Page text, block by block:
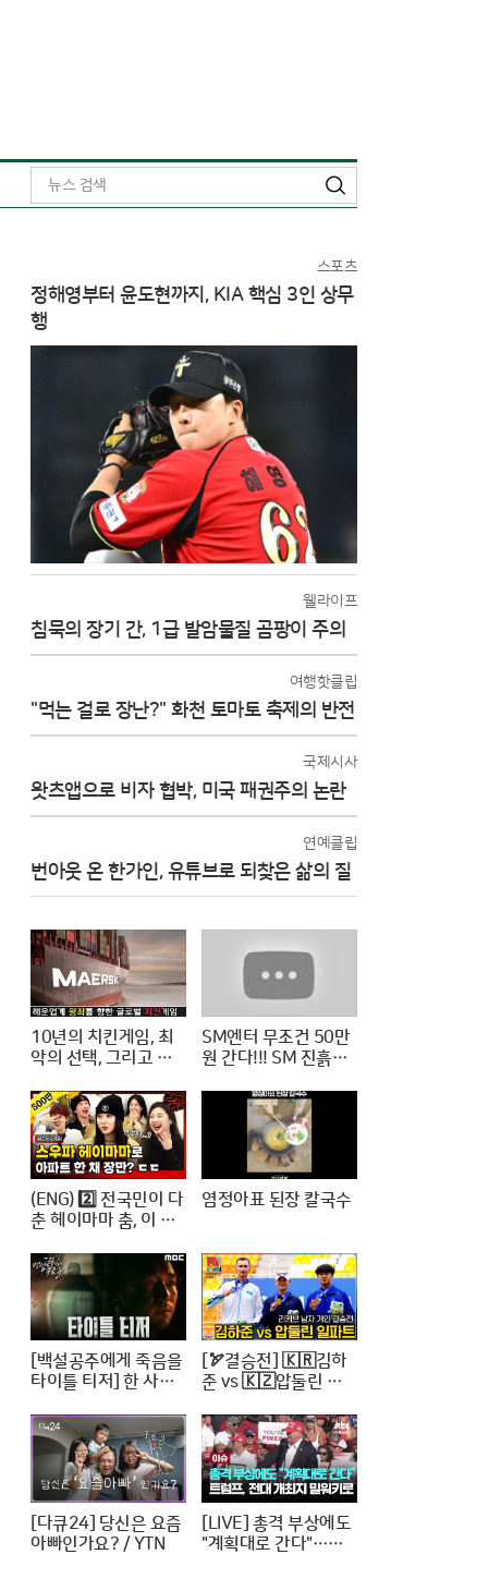
검
색
스포츠
정해영부터 윤도현까지, KIA 핵심 3인 상무
행
웰라이프
침묵의 장기 간, 1급 발암물질 곰팡이 주의
여행핫클립
"먹는 걸로 장난?" 화천 토마토 축제의 반전
국제시사
왓츠앱으로 비자 협박, 미국 패권주의 논란
연예클립
번아웃 온 한가인, 유튜브로 되찾은 삶의 질
10년의 치킨게임, 최
악의 선택, 그리고 한
SM엔터 무조건 50만
원 간다!!! SM 진흙탕
(ENG) 2️⃣ 전국민이 다
춘 헤이마마 춤, 이 정
아파트 한 채는 마련하
셨겠지? (순수한 궁금
증) / [문명특급 EP.22
2-2]
염정아표 된장 칼국수
[백설공주에게 죽음을
타이틀 티저] 한 사람
가뜨린 살인사건, MB
C 240816 방송
[🏹결승전] 🇰🇷김하
준 vs 🇰🇿압둘린 일
인 [2024 WAA 아시
아컵 3차 양궁대회]
[다큐24] 당신은 요즘
아빠인가요? / YTN
[LIVE] 총격 부상에도
"계획대로 간다"…트